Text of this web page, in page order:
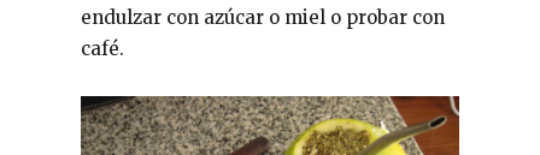
endulzar con azúcar o miel o probar con
café.